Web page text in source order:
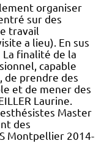
organiser
sur des
travail
a lieu). En sus
finalité de la
capable
de prendre des
et de mener des
Laurine.
Master
des
Montpellier 2014-